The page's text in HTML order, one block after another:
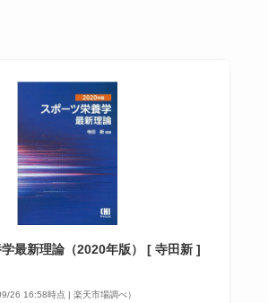
最新理論（2020年版） [ 寺田新 ]
26 16:58時点 | 楽天市場調べ）